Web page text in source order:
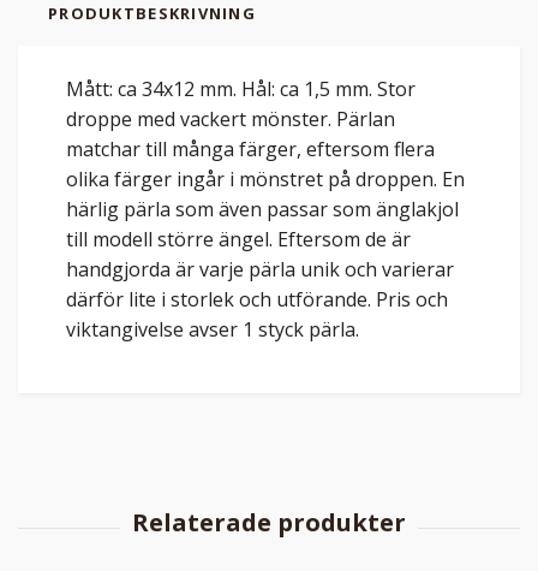
PRODUKTBESKRIVNING
Mått: ca 34x12 mm. Hål: ca 1,5 mm. Stor
droppe med vackert mönster. Pärlan
matchar till många färger, eftersom flera
olika färger ingår i mönstret på droppen. En
härlig pärla som även passar som änglakjol
till modell större ängel. Eftersom de är
handgjorda är varje pärla unik och varierar
därför lite i storlek och utförande. Pris och
viktangivelse avser 1 styck pärla.